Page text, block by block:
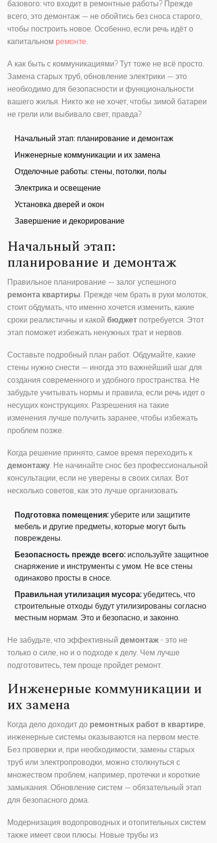
базового: что входит в ремонтные работы? Прежде
всего, это демонтаж — не обойтись без сноса старого,
чтобы построить новое. Особенно, если речь идёт о
капитальном ремонте.
А как быть с коммуникациями? Тут тоже не всё просто.
Замена старых труб, обновление электрики — это
необходимо для безопасности и функциональности
вашего жилья. Никто же не хочет, чтобы зимой батареи
не грели или выбивало свет, правда?
Начальный этап: планирование и демонтаж
Инженерные коммуникации и их замена
Отделочные работы: стены, потолки, полы
Электрика и освещение
Установка дверей и окон
Завершение и декорирование
Начальный этап:
планирование и демонтаж
Правильное планирование — залог успешного
ремонта квартиры. Прежде чем брать в руки молоток,
стоит обдумать, что именно хочется изменить, какие
сроки реалистичны и какой бюджет потребуется. Этот
этап поможет избежать ненужных трат и нервов.
Составьте подробный план работ. Обдумайте, какие
стены нужно снести — иногда это важнейший шаг для
создания современного и удобного пространства. Не
забудьте учитывать нормы и правила, если речь идет о
несущих конструкциях. Разрешения на такие
изменения лучше получить заранее, чтобы избежать
проблем позже.
Когда решение принято, самое время переходить к
демонтажу. Не начинайте снос без профессиональной
консультации, если не уверены в своих силах. Вот
несколько советов, как это лучше организовать:
Подготовка помещения: уберите или защитите
мебель и другие предметы, которые могут быть
повреждены.
Безопасность прежде всего: используйте защитное
снаряжение и инструменты с умом. Не все стены
одинаково просты в сносе.
Правильная утилизация мусора: убедитесь, что
строительные отходы будут утилизированы согласно
местным нормам. Это и безопасно, и законно.
Не забудьте, что эффективный демонтаж- это не
только о силе, но и о подходе к делу. Чем лучше
подготовитесь, тем проще пройдет ремонт.
Инженерные коммуникации и
их замена
Когда дело доходит до ремонтных работ в квартире,
инженерные системы оказываются на первом месте.
Без проверки и, при необходимости, замены старых
труб или электропроводки, можно столкнуться с
множеством проблем, например, протечки и короткие
замыкания. Обновление систем — обязательный этап
для безопасного дома.
Модернизация водопроводных и отопительных систем
также имеет свои плюсы. Новые трубы из